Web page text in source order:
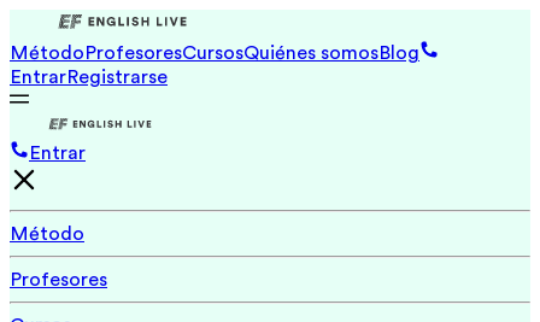
MétodoProfesoresCursosQuiénes somosBlog
EntrarRegistrarse
Entrar
Método
Profesores